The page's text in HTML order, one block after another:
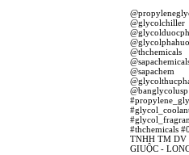
@glycolchiller
@thchemicals
@sapachem
@banglycolusp
#thchemicals
TNHH TM DV
GIUỘC -